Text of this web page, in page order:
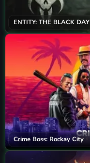
ENTITY: THE BLACK DAY
Crime Boss: Rockay City